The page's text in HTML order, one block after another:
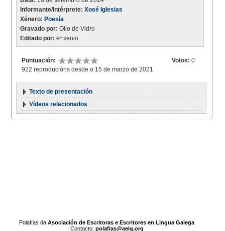
Informante/Intérprete: Xosé Iglesias
Xénero: Poesía
Gravado por: Ollo de Vidro
Editado por: e~xenio
Puntuación: Votos: 0
922 reproducións desde o 15 de marzo de 2021
Texto de presentación
Vídeos relacionados
Polafías daAsociación de Escritoras e Escritores en Lingua Galega
Contacto: polafias@aelg.org